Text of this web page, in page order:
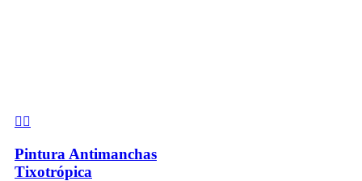
Pintura Antimanchas
Tixotrópica